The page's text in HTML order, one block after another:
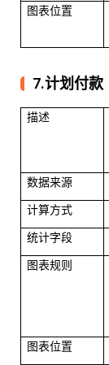
图表位置
7.计划付款
描述
数据来源
计算方式
统计字段
图表规则
图表位置